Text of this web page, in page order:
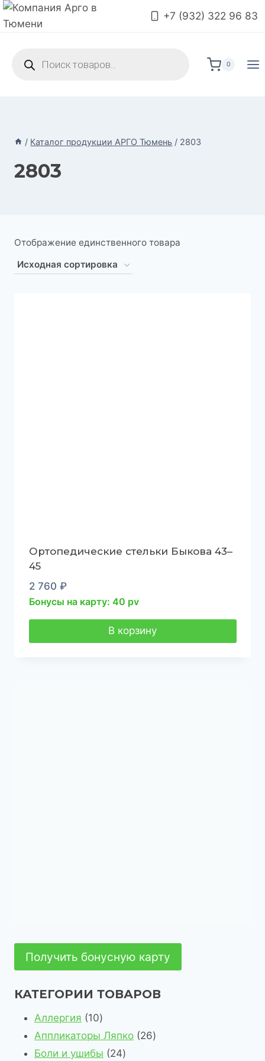
Перейти
к
+7 (932) 322 96 83
товаров
0
/ Каталог продукции АРГО Тюмень / 2803
2803
Отображение единственного товара
Ортопедические стельки Быкова 43–
45
2 760 ₽
Бонусы на карту: 40 pv
В корзину
Получить бонусную карту
КАТЕГОРИИ ТОВАРОВ
Аллергия 101
0
т
Аппликаторы Ляпко 262
Боли и ушибы 242